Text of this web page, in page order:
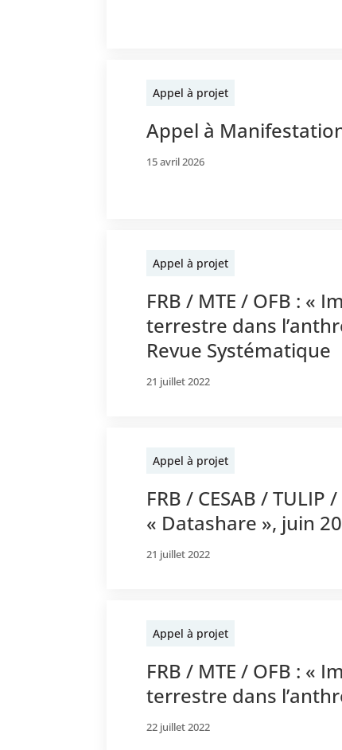
Appel à projet
Appel à
15 avril 2026
Appel à projet
FRB / MTE / OFB : «
terrestre dans
Revue Systématique
21 juillet 2022
Appel à projet
FRB / CESAB / TULIP
« Datashare », juin
21 juillet 2022
Appel à projet
FRB / MTE / OFB : «
terrestre dans
22 juillet 2022